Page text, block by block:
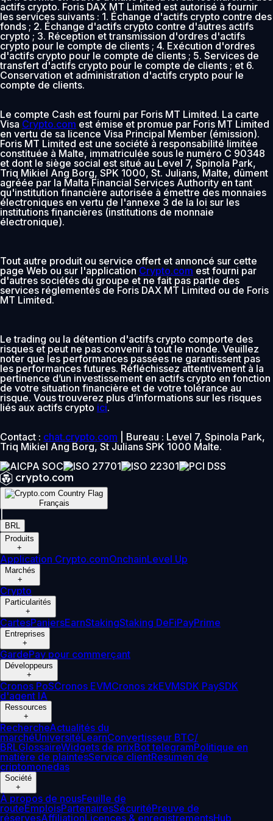
actifs crypto. Foris DAX MT Limited est autorisé à fournir
les services suivants : 1. Échange d'actifs crypto contre des
fonds ; 2. Échange d'actifs crypto contre d'autres actifs
crypto ; 3. Réception et transmission d'ordres d'actifs
crypto pour le compte de clients ; 4. Exécution d'ordres
d'actifs crypto pour le compte de clients ; 5. Services de
transfert d'actifs crypto pour le compte de clients ; et 6.
Conservation et administration d'actifs crypto pour le
compte de clients.
Le compte Cash est fourni par Foris MT Limited. La carte
Visa Crypto.com est émise et promue par Foris MT Limited
en vertu de sa licence Visa Principal Member (émission).
Foris MT Limited est une société à responsabilité limitée
constituée à Malte, immatriculée sous le numéro C 90348
et dont le siège social est situé au Level 7, Spinola Park,
Triq Mikiel Ang Borg, SPK 1000, St. Julians, Malte, dûment
agréée par la Malta Financial Services Authority en tant
qu'institution financière autorisée à émettre des monnaies
électroniques en vertu de l'annexe 3 de la loi sur les
institutions financières (institutions de monnaie
électronique).
Tout autre produit ou service offert et annoncé sur cette
page Web ou sur l'application Crypto.com est fourni par
d'autres sociétés du groupe et ne fait pas partie des
services réglementés de Foris DAX MT Limited ou de Foris
MT Limited.
Le trading ou la détention d'actifs crypto comporte des
risques et peut ne pas convenir à tout le monde. Veuillez
noter que les performances passées ne garantissent pas
les performances futures. Réfléchissez attentivement à la
pertinence d’un investissement en actifs crypto en fonction
de votre situation financière et de votre tolérance au
risque. Vous trouverez plus d’informations sur les risques
liés aux actifs crypto ici.
Contact : chat.crypto.com | Bureau : Level 7, Spinola Park,
Triq Mikiel Ang Borg, St Julians SPK 1000 Malte.
Français
BRL
Produits
+
Application Crypto.comOnchainLevel Up
Marchés
+
Crypto
Particularités
+
CartesPaniersEarnStakingStaking DeFiPayPrime
Entreprises
+
GardePay pour commerçant
Développeurs
+
Cronos PoSCronos EVMCronos zkEVMSDK PaySDK
d'agent IA
Ressources
+
RechercheActualités du
marchéUniversitéLearnConvertisseur BTC/
BRLGlossaireWidgets de prixBot telegramPolitique en
matière de plaintesService clientResumen de
criptomonedas
Société
+
À propos de nousFeuille de
routeEmploisPartenairesSécuritéPreuve de
réservesAffiliationLicences & enregistrementsHub